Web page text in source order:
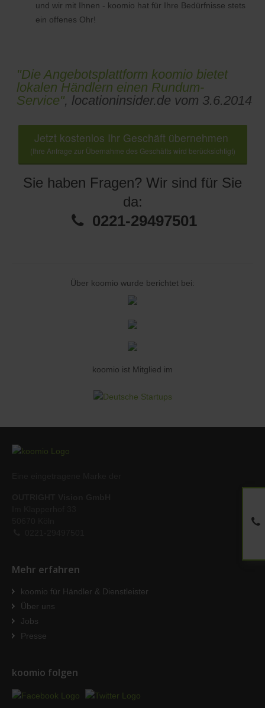
und wir mit Ihnen - koomio hat für Ihre Bedürfnisse stets
ein offenes Ohr!
"Die Angebotsplattform koomio bietet
lokalen Händlern einen Rundum-
Service", locationinsider.de vom 3.6.2014
Jetzt kostenlos Ihr Geschäft übernehmen
(Ihre Anfrage zur Übernahme des Geschäfts wird berücksichtigt)
Sie haben Fragen? Wir sind für Sie
da:
0221-29497501
Über koomio wurde berichtet bei:
koomio ist Mitglied im
Mehr erfahren
koomio für Händler & Dienstleister
Über uns
Jobs
Presse
koomio folgen